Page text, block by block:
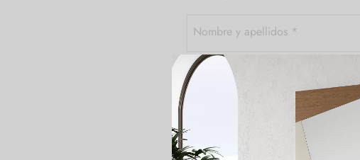
Nombre y apellidos *
Correo electrónico
Teléfono